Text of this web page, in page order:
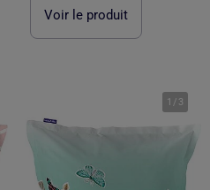
Voir le produit
1 / 3